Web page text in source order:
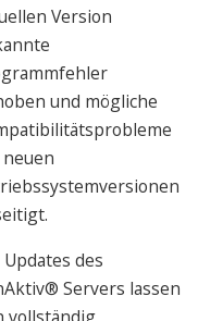
Version
und mögliche
Updates des
Servers lassen